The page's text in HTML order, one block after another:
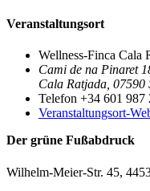
Veranstaltungsort
Wellness-Finca Cala
Cami de na Pinaret
Cala Ratjada 07590
Telefon +34 601 987
Veranstaltungsort-
Der grüne Fußabdruck
Wilhelm-Meier-Str. 45,